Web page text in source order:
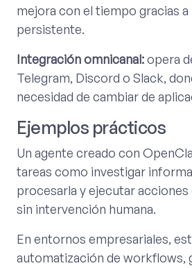
mejora con el tiempo gracias a
persistente.
Integración omnicanal:opera
Telegram, Discord o Slack,
necesidad de cambiar de
Ejemplos prácticos
Un agente creado con
tareas como investigar
procesarla y ejecutar
sin intervención humana.
En entornos empresariales,
automatización de workflows,